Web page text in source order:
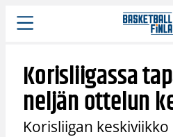
Siirry
sisältöön
Korisliigassa
neljän ottelun
Korisliigan